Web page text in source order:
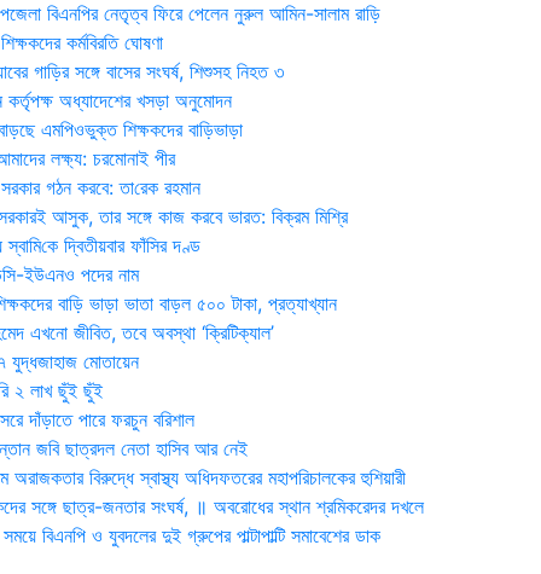
বিএনপির নেতৃত্ব ফিরে পেলেন নুরুল আমিন-সালাম রাড়ি
কর্মবিরতি ঘোষণা
গাড়ির সঙ্গে বাসের সংঘর্ষ, শিশুসহ নিহত ৩
কর্তৃপক্ষ অধ্যাদেশের খসড়া অনুমোদন
এমপিওভুক্ত শিক্ষকদের বাড়িভাড়া
লক্ষ্য: চরমোনাই পীর
গঠন করবে: তা‌রেক রহমান
আসুক, তার সঙ্গে কাজ করবে ভারত: বিক্রম মিশ্রি
দ্বিতীয়বার ফাঁসির দণ্ড
ইউএনও পদের নাম
বাড়ি ভাড়া ভাতা বাড়ল ৫০০ টাকা, প্রত্যাখ্যান
এখনো জীবিত, তবে অবস্থা ‘ক্রিটিক্যাল’
যুদ্ধজাহাজ মোতায়েন
২ লাখ ছুঁই ছুঁই
দাঁড়াতে পারে ফরচুন বরিশাল
জবি ছাত্রদল নেতা হাসিব আর নেই
অরাজকতার বিরুদ্ধে স্বাস্থ্য অধিদফতরের মহাপরিচালকের হুশিয়ারী
সঙ্গে ছাত্র-জনতার সংঘর্ষ, ॥ অবরোধের স্থান শ্রমিকরেদর দখলে
বিএনপি ও যুবদলের দুই গ্রুপের পাল্টাপাল্টি সমাবেশের ডাক